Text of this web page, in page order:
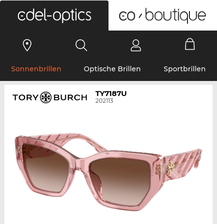
Sonnenbrillen Optische Brillen Sportbrillen
TY7187U
202113